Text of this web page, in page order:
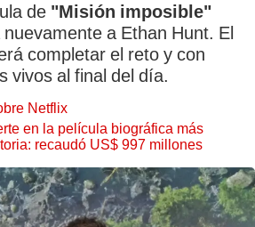
de "Misión imposible"
a Ethan Hunt. El
completar el reto y con
vivos al final del día.
Netflix
en la película biográfica más
recaudó US$ 997 millones